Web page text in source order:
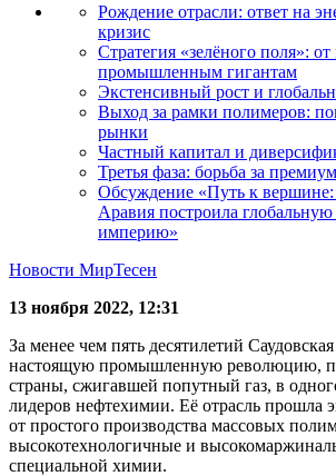
Рождение отрасли: ответ на
кризис
Стратегия «зелёного поля»:
промышленным гигантам
Экстенсивный рост и
Выход за рамки полимеров:
рынки
Частный капитал и
Третья фаза: борьба за
Обсуждение «Путь к вершине:
Аравия построила
империю»
Новости МирТесен
13 ноября 2022, 12:31
За менее чем пять десятилетий
настоящую промышленную революцию,
страны, сжигавшей попутный газ, в
лидеров нефтехимии. Её отрасль прошла
от простого производства массовых
высокотехнологичные и
специальной химии.